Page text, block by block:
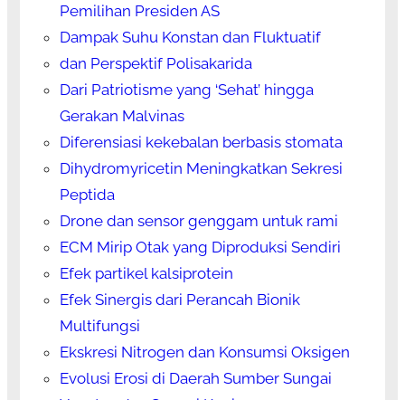
Pemilihan Presiden AS
Dampak Suhu Konstan dan Fluktuatif
dan Perspektif Polisakarida
Dari Patriotisme yang ‘Sehat’ hingga
Gerakan Malvinas
Diferensiasi kekebalan berbasis stomata
Dihydromyricetin Meningkatkan Sekresi
Peptida
Drone dan sensor genggam untuk rami
ECM Mirip Otak yang Diproduksi Sendiri
Efek partikel kalsiprotein
Efek Sinergis dari Perancah Bionik
Multifungsi
Ekskresi Nitrogen dan Konsumsi Oksigen
Evolusi Erosi di Daerah Sumber Sungai